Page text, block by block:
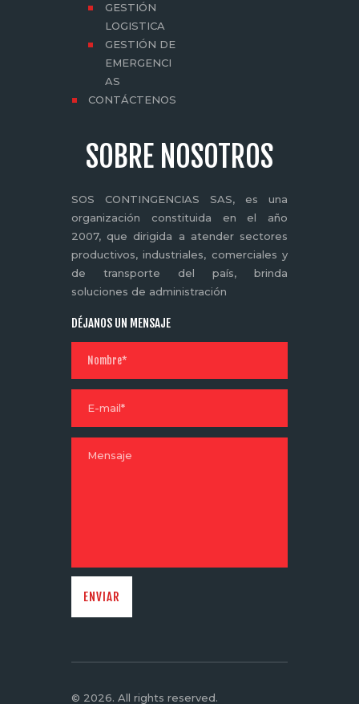
GESTIÓN
LOGISTICA
GESTIÓN DE
EMERGENCI
AS
CONTÁCTENOS
SOBRE NOSOTROS
SOS CONTINGENCIAS SAS, es una
organización constituida en el año
2007, que dirigida a atender sectores
productivos, industriales, comerciales y
de transporte del país, brinda
soluciones de administración
DÉJANOS UN MENSAJE
© 2026. All rights reserved.